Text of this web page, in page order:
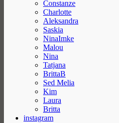
Constanze
Charlotte
Aleksandra
Saskia
NinaImke
Malou
Nina
Tatjana
BrittaB
Sed Melia
Kim
Laura
Britta
instagram